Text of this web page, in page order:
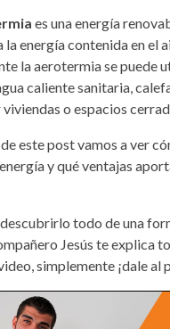
es una energía
la energía contenida en el
la aerotermia se puede
caliente sanitaria,
o espacios
este post vamos a ver
y qué ventajas
todo de una
Jesús te explica
simplemente ¡dale al